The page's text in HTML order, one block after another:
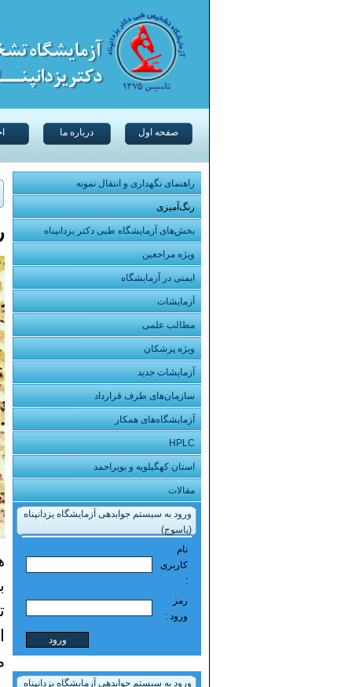
صفحه اول درباره ما
راهنمای نگهداری و انتقال نمونه
رنگ‌آمیزی
بخش‌های آزمایشگاه طبی دکتر یزدانپناه
ویژه مراجعین
ایمنی در آزمایشگاه
آزمایشات
مطالب علمی
ویژه پزشکان
آزمایشات جدید
سازمان‌های طرف قرارداد
آزمایشگاه‌های همکار
HPLC
استان کهگیلویه و بویراحمد
مقالات
ورود به سیستم جوابدهی آزمایشگاه یزدانپناه
(یاسوج)
نام
کاربری
:
رمز
ورود :
ورود به سیستم جوابدهی آزمایشگاه یزدانپناه